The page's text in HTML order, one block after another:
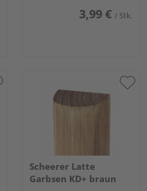
3,99 € / Stk.
Scheerer Latte
Garbsen KD+ braun